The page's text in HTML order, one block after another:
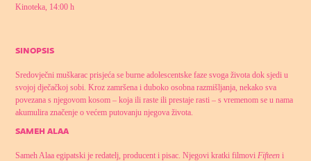
Kinoteka, 14:00 h
sinopsis
Sredovječni muškarac prisjeća se burne adolescentske faze svoga života dok sjedi u
svojoj dječačkoj sobi. Kroz zamršena i duboko osobna razmišljanja, nekako sva
povezana s njegovom kosom – koja ili raste ili prestaje rasti – s vremenom se u nama
akumulira značenje o većem putovanju njegova života.
sameh alaa
Sameh Alaa egipatski je redatelj, producent i pisac. Njegovi kratki filmoviFifteen i